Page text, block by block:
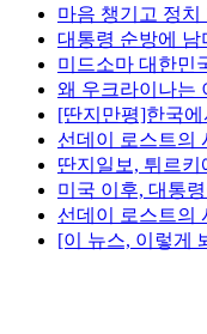
마음 챙기고 정
대통령 순방에 남
미드소마 대한민
왜 우크라이나는
[딴지만평]한국
선데이 로스트의
딴지일보, 튀르
미국 이후, 대통
선데이 로스트의
[이 뉴스, 이렇게